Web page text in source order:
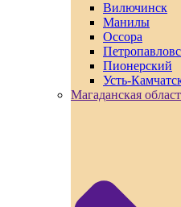
Вилючинск
Манилы
Оссора
Пионерский
Усть-
Магаданская